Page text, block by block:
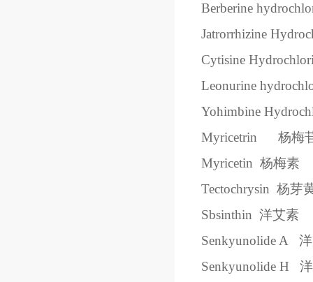
Berberine
Jatrorrhizine
Cytisine
Leonurine
Yohimbine
Myricetrin
杨梅
Myricetin 杨梅素
Tectochrysin 杨芽
Sbsinthin 洋艾素
Senkyunolide A
Senkyunolide H